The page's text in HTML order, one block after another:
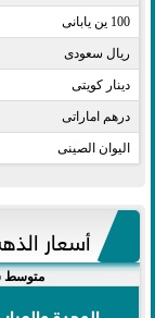
100 ين يابانى​
ريال سعودى​
دينار كويتى​
درهم اماراتى​
اليوان الصينى​
أسعار
متوسط